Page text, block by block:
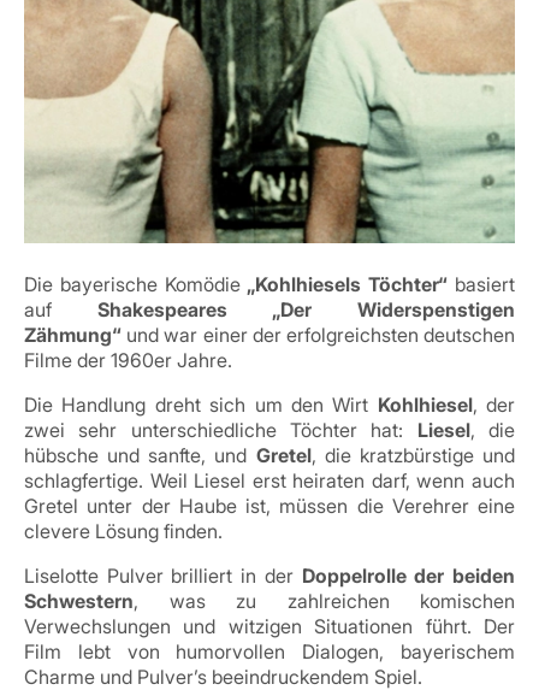
Die bayerische Komödie „Kohlhiesels Töchter“ basiert
auf Shakespeares „Der Widerspenstigen
Zähmung“ und war einer der erfolgreichsten deutschen
Filme der 1960er Jahre.
Die Handlung dreht sich um den Wirt Kohlhiesel, der
zwei sehr unterschiedliche Töchter hat: Liesel, die
hübsche und sanfte, und Gretel, die kratzbürstige und
schlagfertige. Weil Liesel erst heiraten darf, wenn auch
Gretel unter der Haube ist, müssen die Verehrer eine
clevere Lösung finden.
Liselotte Pulver brilliert in der Doppelrolle der beiden
Schwestern, was zu zahlreichen komischen
Verwechslungen und witzigen Situationen führt. Der
Film lebt von humorvollen Dialogen, bayerischem
Charme und Pulver’s beeindruckendem Spiel.